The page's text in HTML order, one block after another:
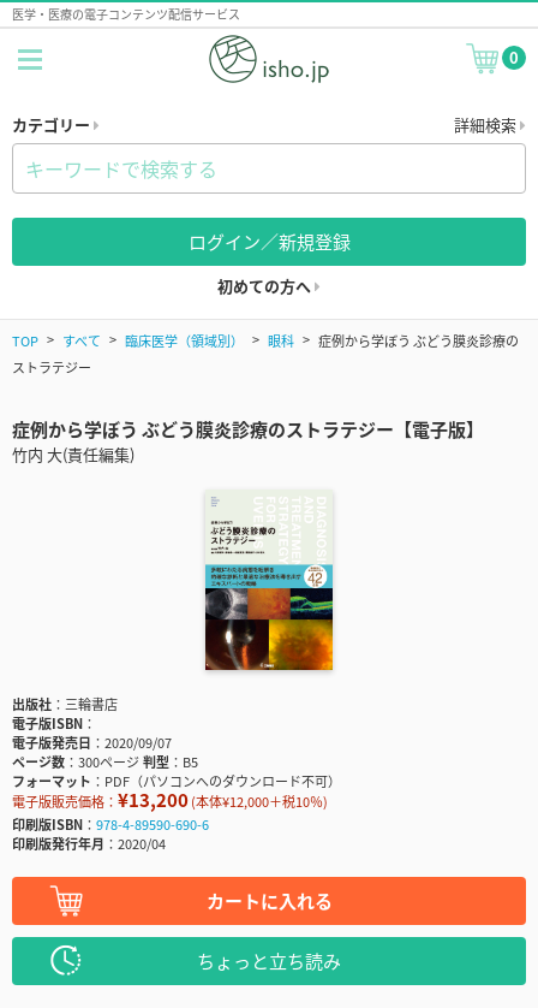
医学・医療の電子コンテンツ配信サービス
0
カテゴリー 詳細検索
ログイン／新規登録
初めての方へ
TOP すべて 臨床医学（領域別） 眼科
症例から学ぼう ぶどう膜炎診療の
ストラテジー
症例から学ぼう ぶどう膜炎診療のストラテジー【電子版】
竹内 大(責任編集)
出版社
三輪書店
電子版ISBN
電子版発売日
2020/09/07
ページ数
300ページ判型
B5
フォーマット
PDF（パソコンへのダウンロード不可）
電子版販売価格： ¥13,200(本体¥12,000＋税10％)
印刷版ISBN
978-4-89590-690-6
印刷版発行年月
2020/04
カートに入れる
ちょっと立ち読み